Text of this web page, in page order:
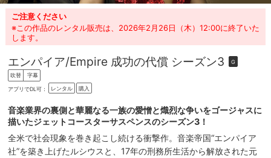
ご注意ください
※この作品のレンタル販売は、2026年2月26日（木）12:00に終了いた
します。
エンパイア/Empire 成功の代償 シーズン3 G
吹替 字幕
アプリでDL可： レンタル 購入
音楽業界の裏側と華麗なる一族の愛憎と熾烈な争いをゴージャスに
描いたジェットコースターサスペンスのシーズン3！
全米で社会現象を巻き起こし続ける衝撃作。音楽帝国“エンパイア
社”を築き上げたルシウスと、17年の刑務所生活から解放された元